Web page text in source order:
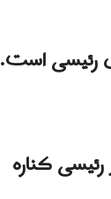
رئیسی است.
کناره